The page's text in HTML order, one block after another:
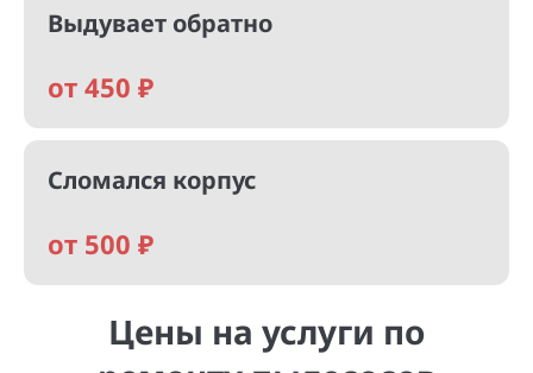
Выдувает обратно
от 450 ₽
Сломался корпус
от 500 ₽
Цены на услуги по